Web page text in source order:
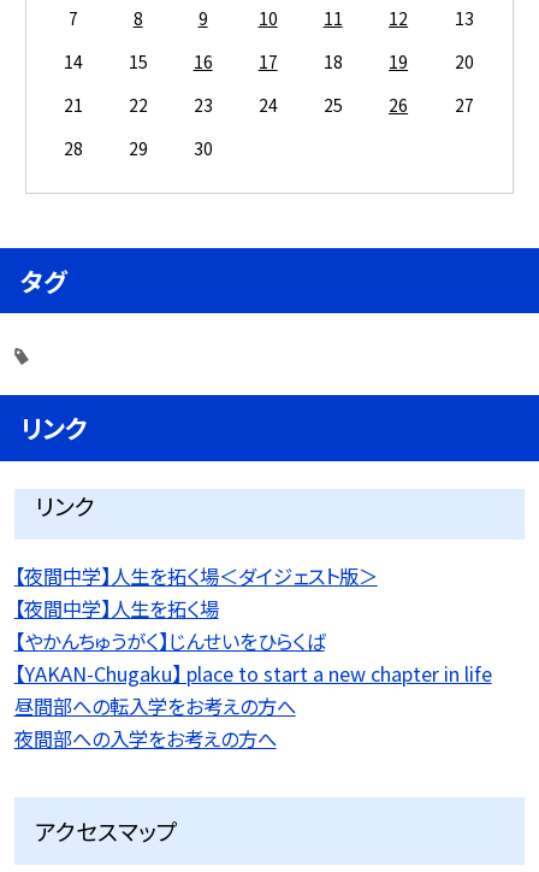
7
8 9 10 11 12
13
14
15 16 17 18 19
20
21
22 23 24 25 26
27
28
29 30
タグ
リンク
リンク
【夜間中学】人生を拓く場＜ダイジェスト版＞
【夜間中学】人生を拓く場
【やかんちゅうがく】じんせいをひらくば
【YAKAN-Chugaku】 place to start a new chapter in life
昼間部への転入学をお考えの方へ
夜間部への入学をお考えの方へ
アクセスマップ